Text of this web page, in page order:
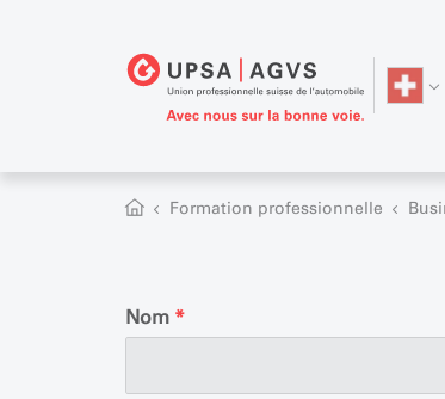
Formation professionnelle
Nom *